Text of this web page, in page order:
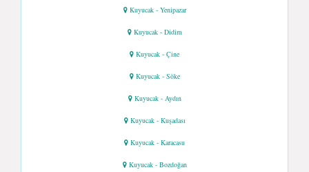
Kuyucak - Yenipazar
Kuyucak - Didim
Kuyucak - Çine
Kuyucak - Söke
Kuyucak - Aydın
Kuyucak - Kuşadası
Kuyucak - Karacasu
Kuyucak - Bozdoğan